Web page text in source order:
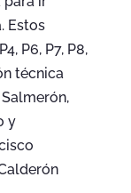
Estos
P6, P7, P8,
técnica
y